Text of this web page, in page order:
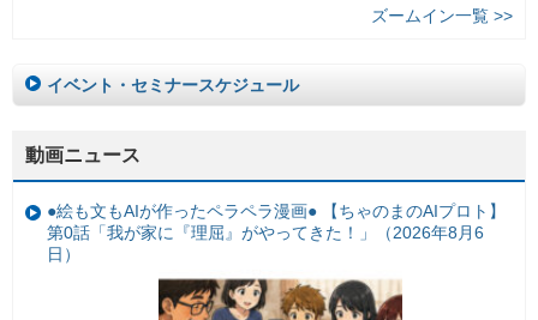
ズームイン一覧 >>
イベント・セミナースケジュール
動画ニュース
●絵も文もAIが作ったペラペラ漫画● 【ちゃのまのAIプロト】
第0話「我が家に『理屈』がやってきた！」（2026年8月6
日）